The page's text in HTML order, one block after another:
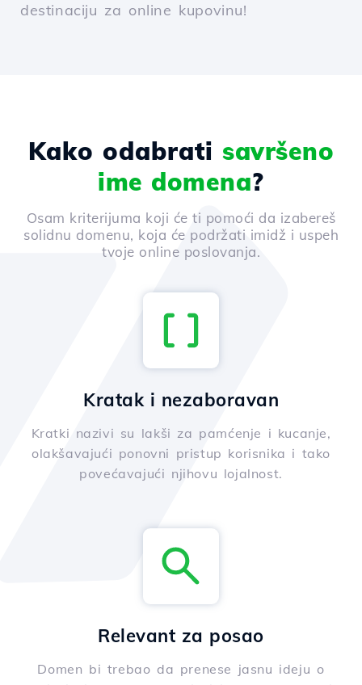
destinaciju za online kupovinu!
Kako odabrati savršeno
ime domena?
Osam kriterijuma koji će ti pomoći da izabereš
solidnu domenu, koja će podržati imidž i uspeh
tvoje online poslovanja.
Kratak i nezaboravan
Kratki nazivi su lakši za pamćenje i kucanje,
olakšavajući ponovni pristup korisnika i tako
povećavajući njihovu lojalnost.
Relevant za posao
Domen bi trebao da prenese jasnu ideju o